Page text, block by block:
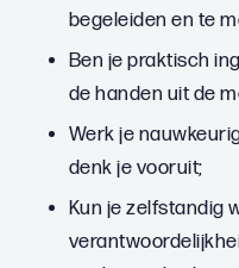
begeleiden en te
Ben je praktisch
de handen uit de
Werk je
denk je vooruit;
Kun je zelfstandig